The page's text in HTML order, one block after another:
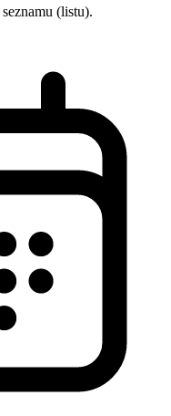
(listu).